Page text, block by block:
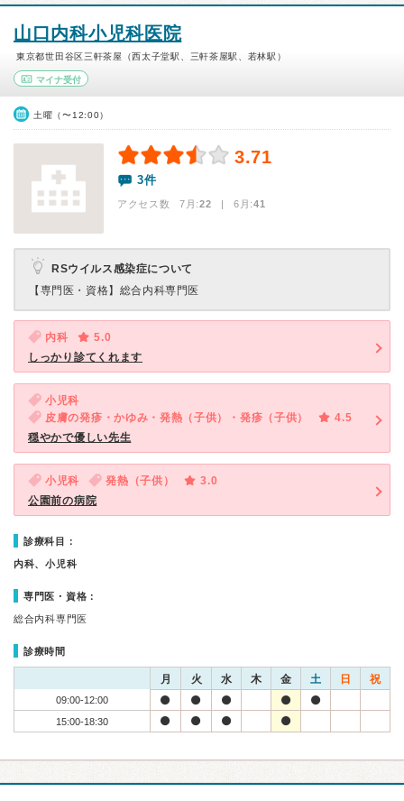
山口内科小児科医院
東京都世田谷区三軒茶屋（西太子堂駅、三軒茶屋駅、若林駅）
マイナ受付
土曜（〜12:00）
3.71
3件
アクセス数 7月:22 | 6月:41
RSウイルス感染症について
【専門医・資格】 総合内科専門医
内科
5.0
しっかり診てくれます
小児科
皮膚の発疹・かゆみ・発熱（子供）・発疹（子供）
4.5
穏やかで優しい先生
小児科 発熱（子供）
3.0
公園前の病院
診療科目：
内科、小児科
専門医・資格：
総合内科専門医
診療時間
月 火 水 木 金 土 日 祝
09:00-12:00
15:00-18:30